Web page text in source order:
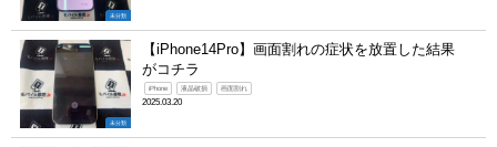
未分類
未分類
【iPhone14Pro】画面割れの症状を放置した結果
がコチラ
iPhone 液晶破損 画面割れ
2025.03.20